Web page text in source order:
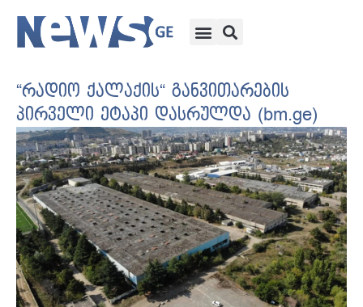
“რადიო ქალაქის“ განვითარების
პირველი ეტაპი დასრულდა (bm.ge)